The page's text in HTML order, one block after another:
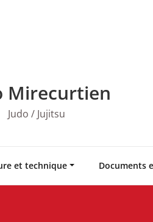
Mirecurtien
Judo / Jujitsu
et technique Documents